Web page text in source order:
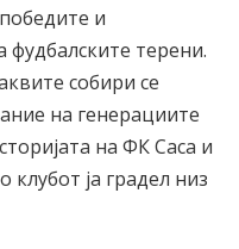
и
фудбалските терени.
собири се
на генерациите
на ФК Саса и
клубот ја градел низ